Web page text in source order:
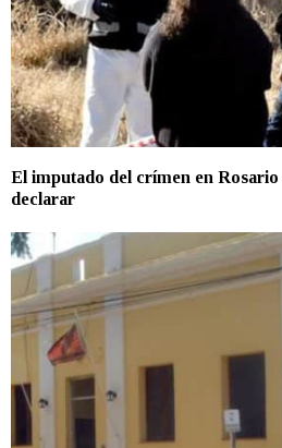
El imputado del crímen en
declarar